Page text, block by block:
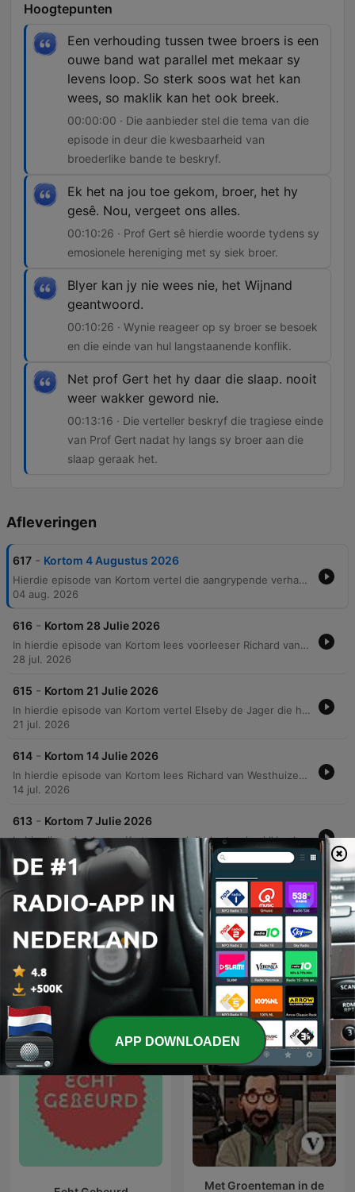
Hoogtepunten
Een verhouding tussen twee broers is een
ouwe band wat parallel met mekaar sy
levens loop. So sterk soos wat het kan
wees, so maklik kan het ook breek.
00:00:00 · Die aanbieder stel die tema van die
episode in deur die kwesbaarheid van
broederlike bande te beskryf.
Ek het na jou toe gekom, broer, het hy
gesê. Nou, vergeet ons alles.
00:10:26 · Prof Gert sê hierdie woorde tydens sy
emosionele hereniging met sy siek broer.
Blyer kan jy nie wees nie, het Wijnand
geantwoord.
00:10:26 · Wynie reageer op sy broer se besoek
en die einde van hul langstaanende konflik.
Net prof Gert het hy daar die slaap. nooit
weer wakker geword nie.
00:13:16 · Die verteller beskryf die tragiese einde
van Prof Gert nadat hy langs sy broer aan die
slaap geraak het.
Afleveringen
617 - Kortom 4 Augustus 2026
Hierdie episode van Kortom vertel die aangrypende verhaal van 'n verhouding tussen twee broers, Wynie en Prof Gert, wat deur erfenis en stil swaarte gekenmerk is. Die vertelling fokus op die plaas, Byna Boos, en die verdeelde grond wat tussen die twee broers bestaan het nadat hul vader, Lukas van der Vyver, die eiendom verdeel het. Die storie volg die emosioneerbare hereniging van die broers tydens Wynie se laaste dae van siekte. Dit ondersoek temas van vergifnis, die gewig van stilte en die uiteindelike versoening wat plaasvind net voor die dood. Die episode is gebaseer op die kortverhaal 'Dit was een voorgevoel' deur Abram H. de Vries.
04 aug. 2026
616 - Kortom 28 Julie 2026
In hierdie episode van Kortom lees voorleeser Richard van Westhuizen uit Jan Horen se vertellings, wat fokus op die onherbergsame Skedelkus en persoonlike familie-erfenis. Die eerste deel beskryf 'n avontuurlike 4x4-toer deur die Skedelkus, waar die uitdagings van sandduine, swaar voertuie en die unieke karakter van masjiene bespreek word. Die vertelling gebruik die metafoor dat elke motor 'n eie karakter het, soortgelyk aan 'n mens se vrou. Die tweede deel verskuif na 'n hartroerende herinnering aan 'n 100ste verjaarsdagviering vir 'n moeder en die afsterwe van 'n vader op haar eie verjaarsdag. Die episode weef temas van avontuur, tegnologie, familie-tragedie en veerkragtigheid saam deur middel van Jan Horen se nostalgiese stories.
28 jul. 2026
615 - Kortom 21 Julie 2026
In hierdie episode van Kortom vertel Elseby de Jager die hartroerende verhaal 'Een hondse hart'. Dit handel oor die emosionele reis van 'n emigrant wat na 19 jaar in Kanada terugkeer na Suid-Afrika. Die vertelling verken temas van herinnering, verlies en aanpassing terwyl die hoofkarakter haar nuwe lewe in die Vrystaat begin met die aankoms van 'n nuwe hond, Toffie. Die storie weef die pyn van die verlies van haar hond Sam, wat nie die aanpassing in Canada kon oorleef nie, saam met die uitdagings van hervestiging. Dit is 'n deernisvolle kyk na hoe mense en diere nuwe tuistes vind en die spore van verlede en hede in hul siele agterlaat.
21 jul. 2026
614 - Kortom 14 Julie 2026
In hierdie episode van Kortom lees Richard van Westhuizen drie kortverhale uit Jan Horn se bundel, Stories in die Waaigras. Die vertellings neem luisteraars deur 'n humoristiese kyk op die chaos van die korona-inperkings, insluitend die uitdagings van om 'n concertina te leer speel en die gevare van 'n ou Kirby-stofsuier. Die inhoud fokus op die frustrasies rondom die 'jy mag nie'-regulasies in Suid-Afrika, die onduidelikheid van regstoepassing tydens die pandemie, en die absurde logika van tabakverbodsbepalings. Die episode bied 'n nostalgiese en skertende blik op die daagliks lewe tydens 'n nasionale krisis.
14 jul. 2026
613 - Kortom 7 Julie 2026
In hierdie episode van Kortom word die kortverhaal 'Vraakproes as milkshake' deur Nelia Engelbrecht aangebied. Die storie volg Marnus, 'n jongman wat met sy 'boelieboekie' probeer oorleef het deur onsigbaar te bly en die reëls van die skoolteken te volg om die aandag van boelies te vermy. Die vertelling neem die luisteraar deur Marnus se herinneringe aan sy skooldae, sy verhouding met sy oupa (Uncle Joe) en sy vriendskap met Dineke. Die storie bereik 'n klimaks wanneer Marnus en Dineke 'n plan beraam om wraak te neem op die skool se boelies tydens 'n Halloween-sokkie deur gebruik te maak van ultraviolet-ink.
07 jul. 2026
Meer afleveringen weergeven
Meer Kunst-podcasts
Alles bekijken
Met Groenteman in de
APP DOWNLOADEN